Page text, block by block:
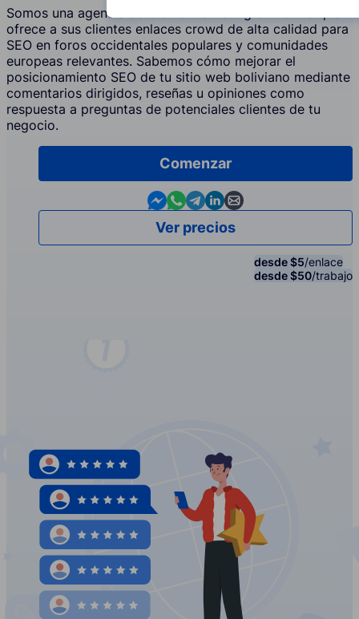
Somos una agencia de crowd marketing en Bolivia que
ofrece a sus clientes enlaces crowd de alta calidad para
SEO en foros occidentales populares y comunidades
europeas relevantes. Sabemos cómo mejorar el
posicionamiento SEO de tu sitio web boliviano mediante
comentarios dirigidos, reseñas u opiniones como
respuesta a preguntas de potenciales clientes de tu
negocio.
Comenzar
Contact us in Messenger
Contact us in WhatsApp
Contact us in Telegram
Contact us in Linkedin
Contact us by email
Ver precios
desde $5/enlace
desde $50/trabajo